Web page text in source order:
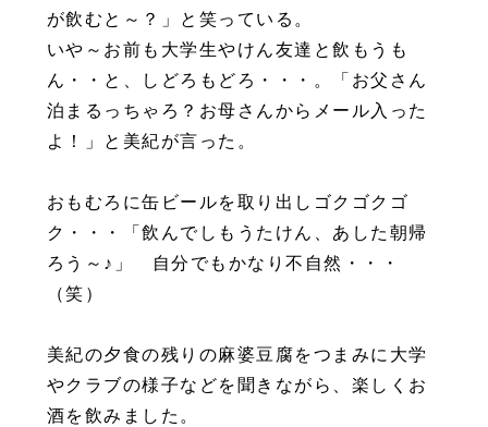
が飲むと～？」と笑っている。
いや～お前も大学生やけん友達と飲もうも
ん・・と、しどろもどろ・・・。「お父さん
泊まるっちゃろ？お母さんからメール入った
よ！」と美紀が言った。
おもむろに缶ビールを取り出しゴクゴクゴ
ク・・・「飲んでしもうたけん、あした朝帰
ろう～♪」 自分でもかなり不自然・・・
（笑）
美紀の夕食の残りの麻婆豆腐をつまみに大学
やクラブの様子などを聞きながら、楽しくお
酒を飲みました。